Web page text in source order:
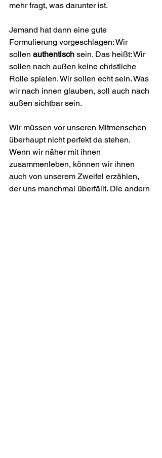
mehr fragt, was darunter ist.
Jemand hat dann eine gute
Formulierung vorgeschlagen: Wir
sollen authentisch sein. Das heißt: Wir
sollen nach außen keine christliche
Rolle spielen. Wir sollen echt sein. Was
wir nach innen glauben, soll auch nach
außen sichtbar sein.
Wir müssen vor unseren Mitmenschen
überhaupt nicht perfekt da stehen.
Wenn wir näher mit ihnen
zusammenleben, können wir ihnen
auch von unserem Zweifel erzählen,
der uns manch­mal überfällt. Die andern